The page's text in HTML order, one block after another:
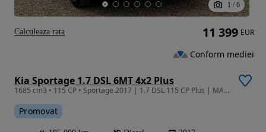
1 / 6
Kia Sportage 1.7 DSL 6MT 4x2 Plus
1685 cm3 • 115 CP • Sportage 2017 | 1.7 DSL 115 CP Plus | MANUALĂ| Garantie/Rate
Promovat
11 399 EUR
Conform mediei
Calculeaza rata